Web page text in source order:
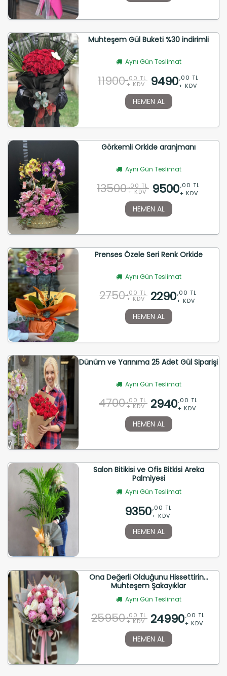
Muhteşem Gül Buketi %30 indirimli
Aynı Gün Teslimat
11900 ,00 TL
+ KDV 9490,00 TL
+ KDV
HEMEN AL
Görkemli Orkide aranjmanı
Aynı Gün Teslimat
13500 ,00 TL
+ KDV 9500,00 TL
+ KDV
HEMEN AL
Prenses Özele Seri Renk Orkide
Aynı Gün Teslimat
2750 ,00 TL
+ KDV 2290,00 TL
+ KDV
HEMEN AL
Dünüm ve Yarınıma 25 Adet Gül Siparişi
Aynı Gün Teslimat
4700 ,00 TL
+ KDV 2940,00 TL
+ KDV
HEMEN AL
Salon Bitikisi ve Ofis Bitkisi Areka
Palmiyesi
Aynı Gün Teslimat
9350,00 TL
+ KDV
HEMEN AL
Ona Değerli Olduğunu Hissettirin...
Muhteşem Şakayıklar
Aynı Gün Teslimat
25950 ,00 TL
+ KDV 24990,00 TL
+ KDV
HEMEN AL